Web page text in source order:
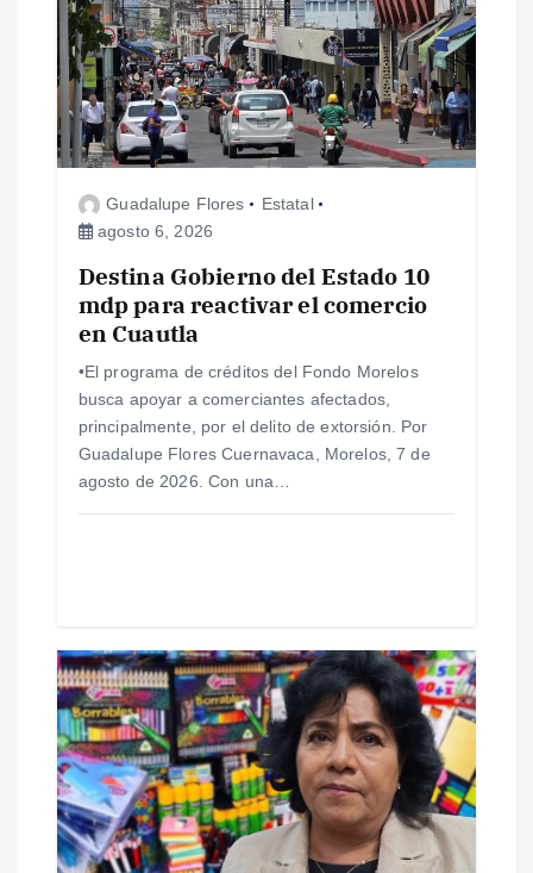
n
d
e
Guadalupe Flores
Estatal
agosto 6, 2026
Destina Gobierno del Estado 10
mdp para reactivar el comercio
en Cuautla
•El programa de créditos del Fondo Morelos
busca apoyar a comerciantes afectados,
principalmente, por el delito de extorsión. Por
Guadalupe Flores Cuernavaca, Morelos, 7 de
agosto de 2026. Con una…